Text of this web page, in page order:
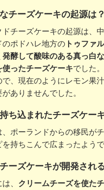
チーズケーキの起源は？
チーズケーキの起源は、
のポドハレ地方の トゥファ
発酵して酸味のある真っ白
使ったチーズケーキでした
、現在のようにレモン果
ありませんでした。
ち込まれたチーズケー
、ポーランドからの移民が
持ちこんで広まったようで
ーズケーキが開発され
、 クリームチーズを使た